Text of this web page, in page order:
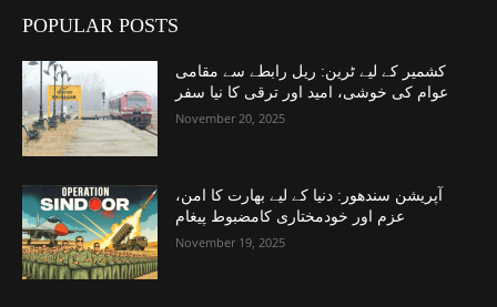
POPULAR POSTS
کشمیر کے لیے ٹرین: ریل رابطے سے مقامی
عوام کی خوشی، امید اور ترقی کا نیا سفر
November 20, 2025
آپریشن سندھور: دنیا کے لیے بھارت کا امن،
عزم اور خودمختاری کامضبوط پیغام
November 19, 2025